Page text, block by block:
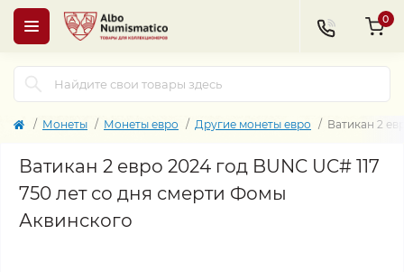
0
Монеты Монеты евро Другие монеты евро Ватикан 2
Ватикан 2 евро 2024 год BUNC UC# 117
750 лет со дня смерти Фомы
Аквинского